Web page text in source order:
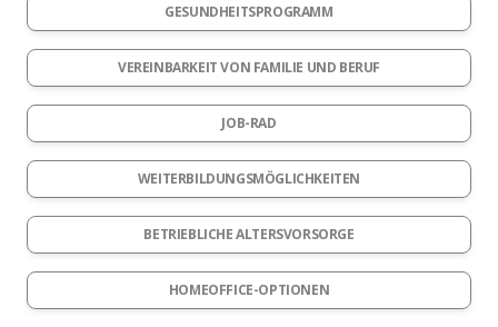
GESUNDHEITSPROGRAMM
VEREINBARKEIT VON FAMILIE UND BERUF
JOB-RAD
WEITERBILDUNGSMÖGLICHKEITEN
BETRIEBLICHE ALTERSVORSORGE
HOMEOFFICE-OPTIONEN